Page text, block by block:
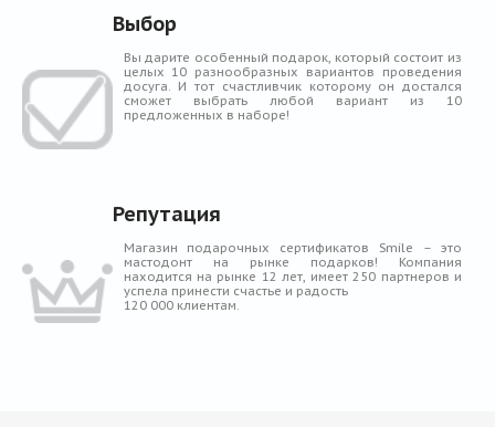
Выбор
Вы дарите особенный подарок, который состоит из
целых 10 разнообразных вариантов проведения
досуга. И тот счастливчик которому он достался
сможет выбрать любой вариант из 10
предложенных в наборе!
Репутация
Магазин подарочных сертификатов Smile – это
мастодонт на рынке подарков! Компания
находится на рынке 12 лет, имеет 250 партнеров и
успела принести счастье и радость
120 000 клиентам.